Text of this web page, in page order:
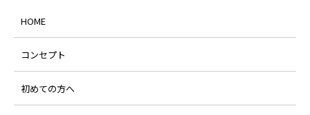
HOME
コンセプト
初めての方へ